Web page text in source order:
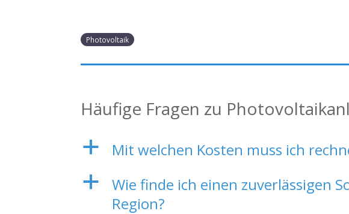
Photovoltaik
Häufige Fragen zu
a Mit welchen Kosten muss ich
a
Wie finde ich einen zuverlässigen
Region?